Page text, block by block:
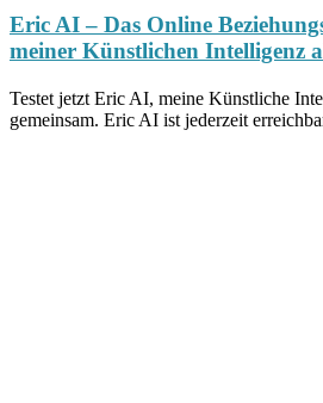
Eric AI – Das Online
meiner Künstlichen Intelligenz
Testet jetzt Eric AI, meine Künstliche
gemeinsam. Eric AI ist jederzeit